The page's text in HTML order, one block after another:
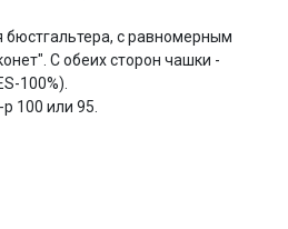
с равномерным
С обеих сторон чашки -
100%).
100 или 95.